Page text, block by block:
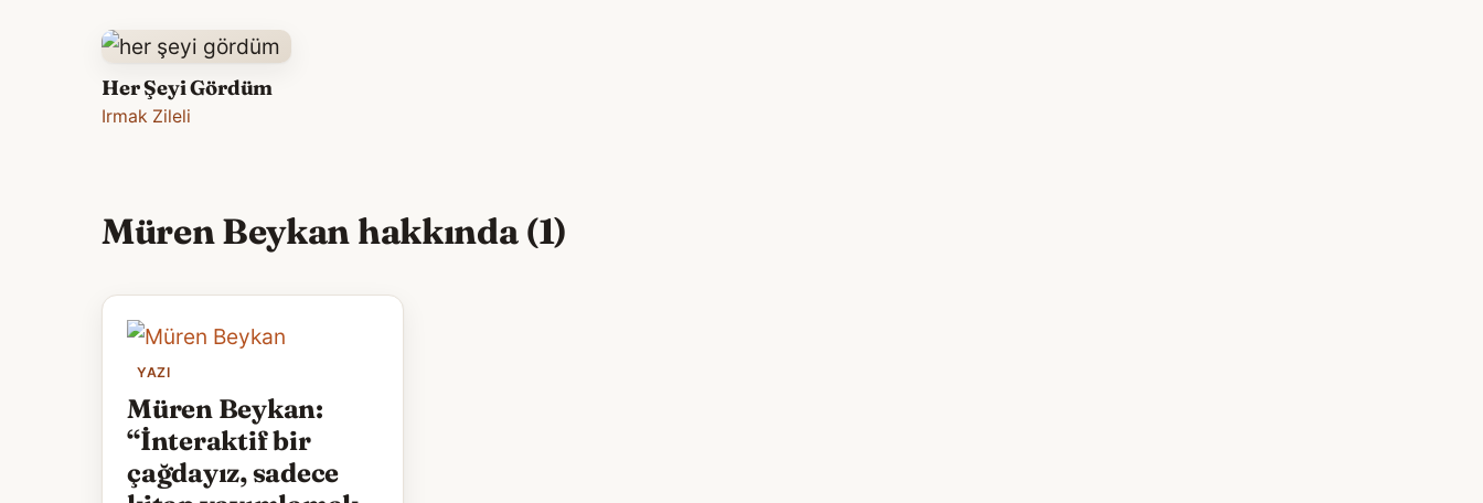
Her Şeyi Gördüm
Irmak Zileli
Müren Beykan hakkında (1)
YAZI
Müren Beykan:
“İnteraktif bir
çağdayız, sadece